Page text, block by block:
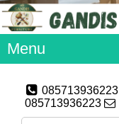
Menu
085713936223
085713936223